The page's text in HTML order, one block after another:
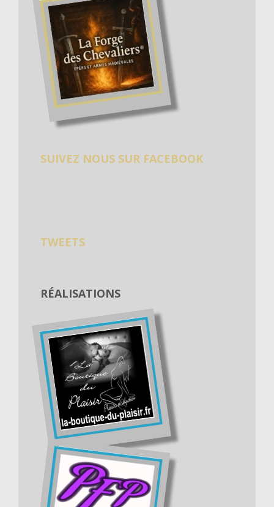
SUIVEZ NOUS SUR FACEBOOK
TWEETS
RÉALISATIONS